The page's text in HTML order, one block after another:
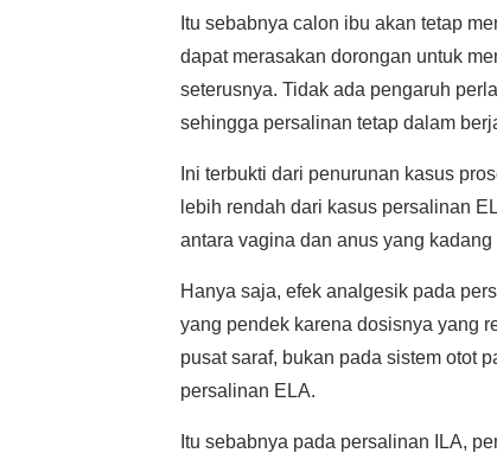
Itu sebabnya calon ibu akan tetap
dapat merasakan dorongan untuk
seterusnya. Tidak ada pengaruh
sehingga persalinan tetap dalam
Ini terbukti dari penurunan kasus
lebih rendah dari kasus persalinan
antara vagina dan anus yang
Hanya saja, efek analgesik pada
yang pendek karena dosisnya yang
pusat saraf, bukan pada sistem otot
persalinan ELA.
Itu sebabnya pada persalinan ILA,